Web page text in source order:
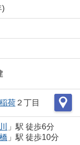
)
稲荷２丁目
」駅 徒歩6分
」駅 徒歩10分